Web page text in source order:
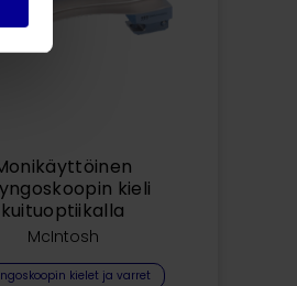
kieli
kuituoptiikalla
McIntosh
kielet ja varret